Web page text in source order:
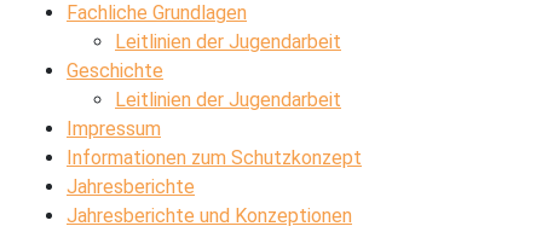
Fachliche Grundlagen
Leitlinien der Jugendarbeit
Geschichte
Leitlinien der Jugendarbeit
Impressum
Informationen zum Schutzkonzept
Jahresberichte
Jahresberichte und Konzeptionen